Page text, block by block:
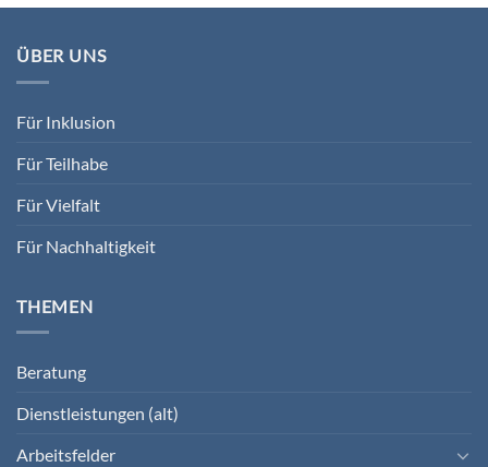
ÜBER UNS
Für Inklusion
Für Teilhabe
Für Vielfalt
Für Nachhaltigkeit
THEMEN
Beratung
Dienstleistungen (alt)
Arbeitsfelder